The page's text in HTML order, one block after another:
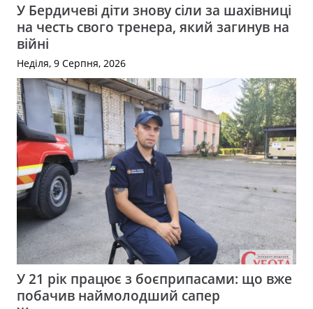
У Бердичеві діти знову сіли за шахівниці
на честь свого тренера, який загинув на
війні
Неділя, 9 Серпня, 2026
У 21 рік працює з боєприпасами: що вже
побачив наймолодший сапер